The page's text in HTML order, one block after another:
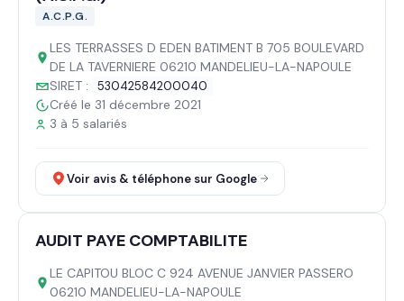
A.C.P.G.
LES TERRASSES D EDEN BATIMENT B 705 BOULEVARD
DE LA TAVERNIERE 06210 MANDELIEU-LA-NAPOULE
SIRET :
53042584200040
Créé le 31 décembre 2021
3 à 5 salariés
Voir avis & téléphone sur Google
AUDIT PAYE COMPTABILITE
LE CAPITOU BLOC C 924 AVENUE JANVIER PASSERO
06210 MANDELIEU-LA-NAPOULE